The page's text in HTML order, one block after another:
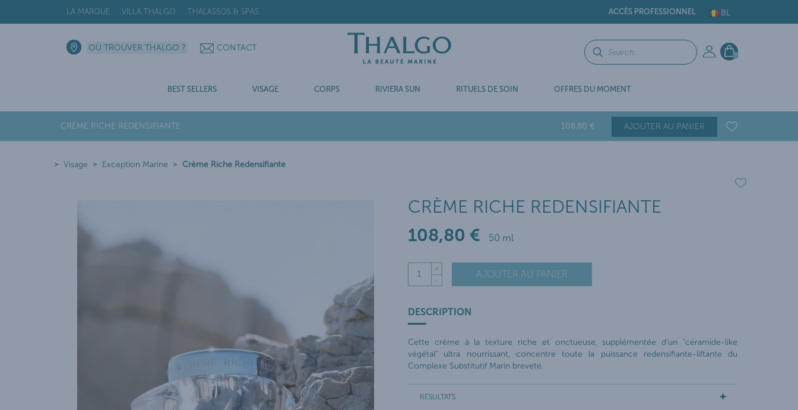
BL
ACCÈS PROFESSIONNEL
LA MARQUE VILLA THALGO THALASSOS & SPAS
0
OÙ TROUVER THALGO ? CONTACT
BEST SELLERS VISAGE CORPS RIVIERA SUN RITUELS DE SOIN OFFRES DU MOMENT
CRÈME RICHE REDENSIFIANTE 108,80 € AJOUTER AU PANIER
Visage Exception Marine Crème Riche Redensifiante
CRÈME RICHE REDENSIFIANTE
108,80 € 50 ml
1
+
-
AJOUTER AU PANIER
DESCRIPTION
Cette crème à la texture riche et onctueuse, supplémentée d’un "céramide-like
végétal" ultra nourrissant, concentre toute la puissance redensifiante-liftante du
Complexe Substitutif Marin breveté.
RÉSULTATS